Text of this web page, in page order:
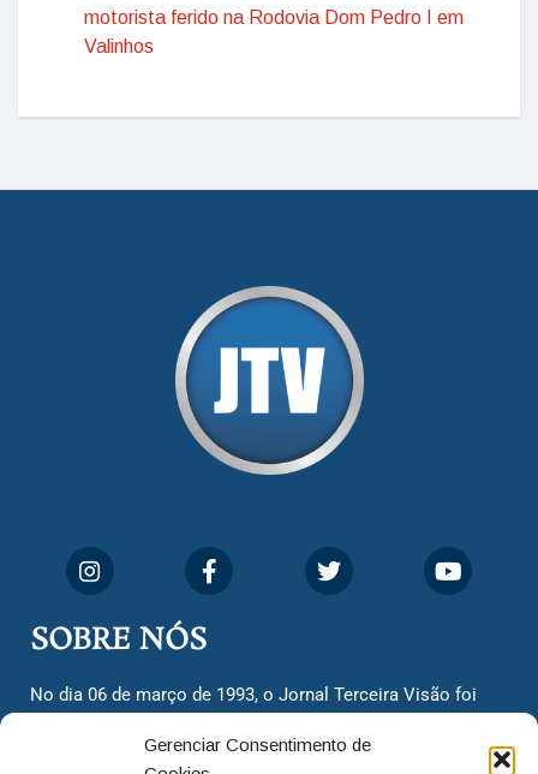
Gerenciar Consentimento de
motorista ferido na Rodovia Dom Pedro I em
Valinhos
SOBRE NÓS
No dia 06 de março de 1993, o Jornal Terceira Visão foi
cidadãos valinhenses, já que naquela época só existiam